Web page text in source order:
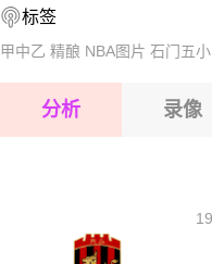
2026-08-16 【球会
标签
甲中乙 精酿 NBA图片 石门五小
分析 录像